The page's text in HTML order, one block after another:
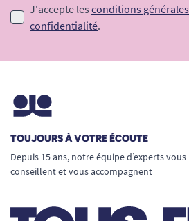
J'accepte les conditions générales
confidentialité.
TOUJOURS À VOTRE ÉCOUTE
Depuis 15 ans, notre équipe d’experts vous
conseillent et vous accompagnent